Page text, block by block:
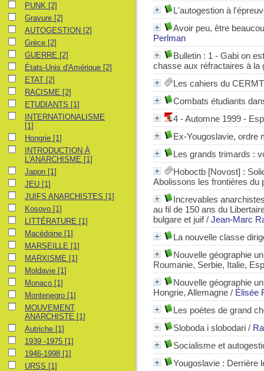
L'autogestion à
Avoir peu, être
Perlman
Bulletin : 1 - Gabi on
chasse aux réfractaires à la
Les cahiers du
Combats étudiants
4 - Automne 1999 -
Ex-Yougoslavie, ordre
Les grands trimards :
Hoboctb [Novost] :
Abolissons les frontières du
Increvables
au fil de 150 ans du
bulgare et juif/ Jean-Marc
La nouvelle classe
Nouvelle géographie
Roumanie, Serbie, Italie,
Nouvelle géographie
Hongrie, Allemagne / Élisée
Les poètes de grand
Sloboda i slobodari /
Socialisme et
Yougoslavie : Derrière
PUNKPUNK [2]
GravureGravure [2]
AUTOGESTION
AUTOGESTION [2]
GrèceGrèce [2]
GUERREGUERRE [2]
États-Unis d'Amérique
États-Unis d'Amérique [2]
ETATETAT [2]
RACISMERACISME [2]
ETUDIANTS
ETUDIANTS [1]
INTERNATIONALISME
INTERNATIONALISME
[1]
HongrieHongrie [1]
INTRODUCTION À L'ANARCHISME
INTRODUCTION À
L'ANARCHISME [1]
JaponJapon [1]
JEU
JEU [1]
JUIFS ANARCHISTES
JUIFS ANARCHISTES [1]
KosovoKosovo [1]
LITTÉRATURE
LITTÉRATURE [1]
Macédoine
Macédoine [1]
MARSEILLE
MARSEILLE [1]
MARXISME
MARXISME [1]
MoldavieMoldavie [1]
MonacoMonaco [1]
Montenegro
Montenegro [1]
MOUVEMENT ANARCHISTE
MOUVEMENT
ANARCHISTE [1]
AutricheAutriche [1]
1939 -1975
1939 -1975 [1]
1946-19981946-1998 [1]
URSSURSS [1]